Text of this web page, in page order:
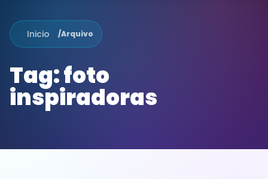
Inicio /Arquivo
Tag:foto
inspiradoras